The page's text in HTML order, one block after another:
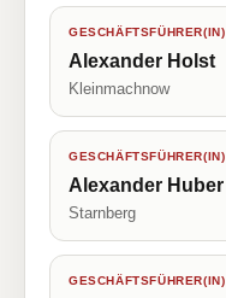
GESCHÄFTSFÜHRER(IN)
Alexander Holst
Kleinmachnow
GESCHÄFTSFÜHRER(IN)
Alexander Huber
Starnberg
GESCHÄFTSFÜHRER(IN)